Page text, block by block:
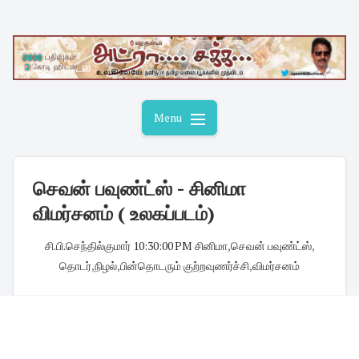
content
Menu
செவன் பவுண்ட்ஸ் - சினிமா
விமர்சனம் ( உலகப்படம்)
சி.பி.செந்தில்குமார்· 10:30:00 PM சினிமா,செவன் பவுண்ட்ஸ்,
தொடர்,நிழல்,பின்தொடரும் குற்றவுணர்ச்சி,விமர்சனம்